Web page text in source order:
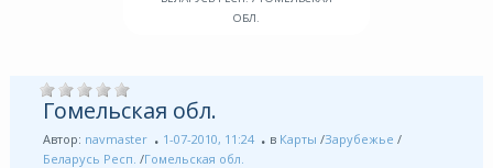
ОБЛ.
Гомельская обл.
Автор: navmaster 1-07-2010, 11:24 в Карты /Зарубежье /
Беларусь Респ. /Гомельская обл.